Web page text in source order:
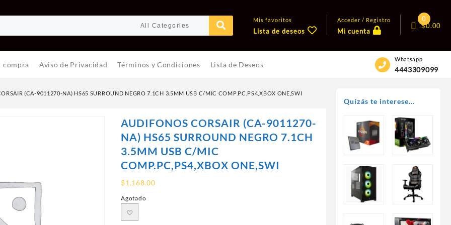
Mis favoritos
Lista de deseos
Acceder / Registro
Mi cuenta
0
$0.00
compra Aviso de Privacidad Términos y Condiciones Lista de Deseos
Whatsapp
4443309099
(CA-9011270-NA) HS65 SURROUND NEGRO 7.1CH 3.5MM USB C/MIC COMP.PC,PS4,XBOX ONE,SWI
AUDIFONOS CORSAIR (CA-9011270-
NA) HS65 SURROUND NEGRO 7.1CH
3.5MM USB C/MIC
COMP.PC,PS4,XBOX ONE,SWI
$1,168.00
Agotado
Quízás te interese…